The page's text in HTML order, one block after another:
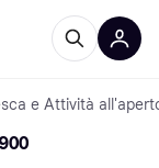
e Attività